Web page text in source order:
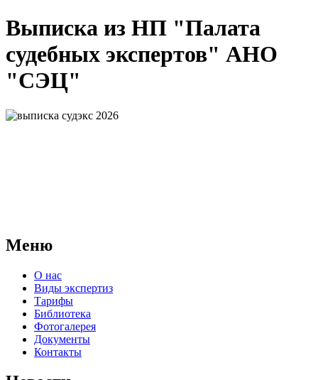
Выписка из НП "Палата
судебных экспертов" АНО
"СЭЦ"
Меню
О нас
Виды экспертиз
Тарифы
Библиотека
Фотогалерея
Документы
Контакты